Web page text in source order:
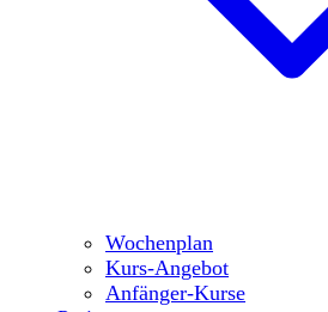
Wochenplan
Kurs-Angebot
Anfänger-Kurse